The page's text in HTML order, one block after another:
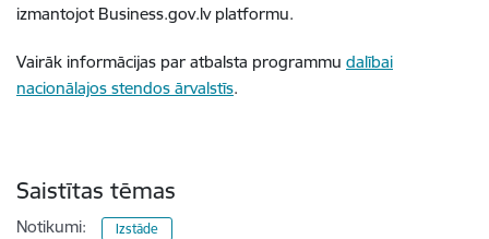
izmantojot Business.gov.lv platformu.
Vairāk informācijas par atbalsta programmu dalībai
nacionālajos stendos ārvalstīs.
Saistītas tēmas
Notikumi: Izstāde